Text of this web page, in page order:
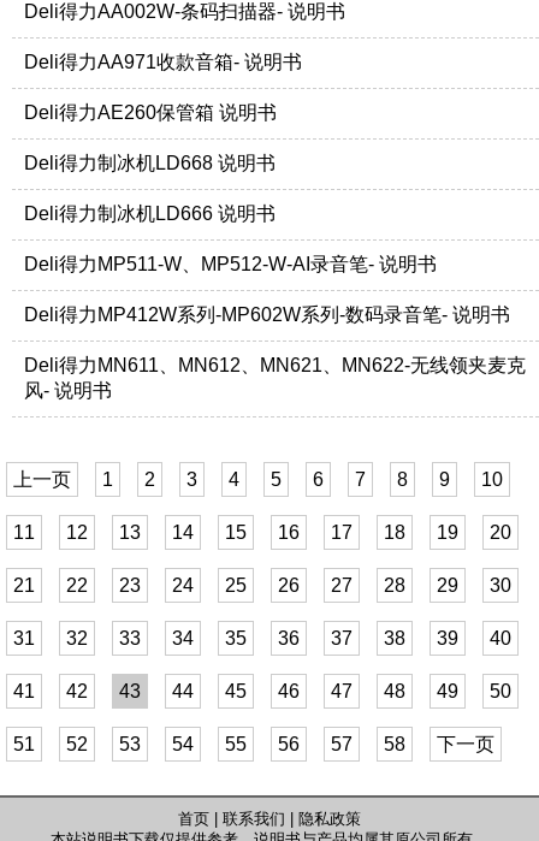
Deli得力AA002W-条码扫描器- 说明书
Deli得力AA971收款音箱- 说明书
Deli得力AE260保管箱 说明书
Deli得力制冰机LD668 说明书
Deli得力制冰机LD666 说明书
Deli得力MP511-W、MP512-W-AI录音笔- 说明书
Deli得力MP412W系列-MP602W系列-数码录音笔- 说明书
Deli得力MN611、MN612、MN621、MN622-无线领夹麦克
风- 说明书
上一页 1 2 3 4 5 6 7 8 9 10
11 12 13 14 15 16 17 18 19 20
21 22 23 24 25 26 27 28 29 30
31 32 33 34 35 36 37 38 39 40
41 42 43 44 45 46 47 48 49 50
51 52 53 54 55 56 57 58 下一页
首页 联系我们
隐私政策